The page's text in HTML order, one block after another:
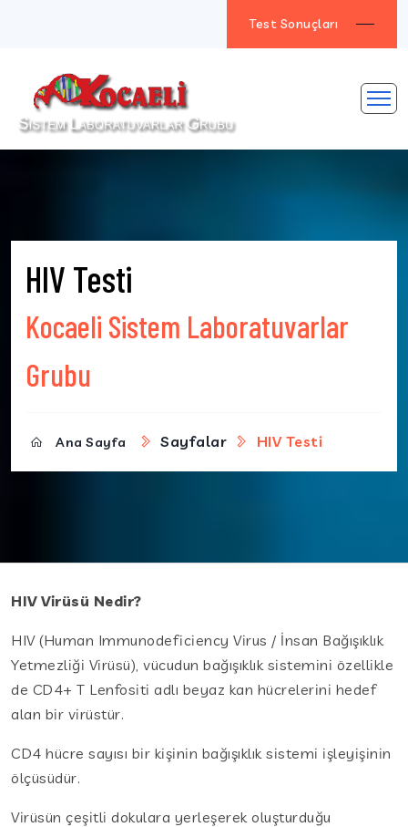
Test Sonuçları
HIV Testi
Kocaeli Sistem Laboratuvarlar
Grubu
Ana Sayfa Sayfalar HIV Testi
HIV Virüsü Nedir?
HIV (Human Immunodeficiency Virus / İnsan Bağışıklık
Yetmezliği Virüsü), vücudun bağışıklık sistemini özellikle
de CD4+ T Lenfositi adlı beyaz kan hücrelerini hedef
alan bir virüstür.
CD4 hücre sayısı bir kişinin bağışıklık sistemi işleyişinin
ölçüsüdür.
Virüsün çeşitli dokulara yerleşerek oluşturduğu